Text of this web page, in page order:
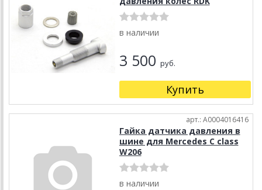
в наличии
3 500 руб.
Купить
арт.: A0004016416
Гайка датчика давления в
шине для Mercedes C class
W206
в наличии